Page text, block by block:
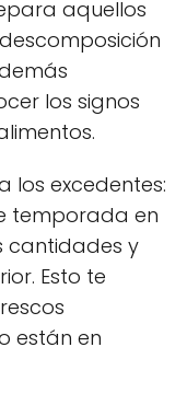
aquellos
los signos
los excedentes:
temporada en
cantidades y
Esto te
están en